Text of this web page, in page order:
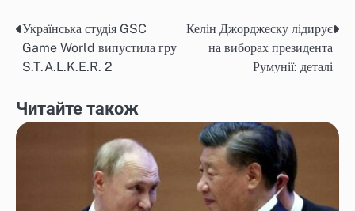
Навігація
записів
Українська студія GSC
Game World випустила гру
S.T.A.L.K.E.R. 2
Келін Джорджеску лідирує
на виборах президента
Румунії: деталі
Читайте також